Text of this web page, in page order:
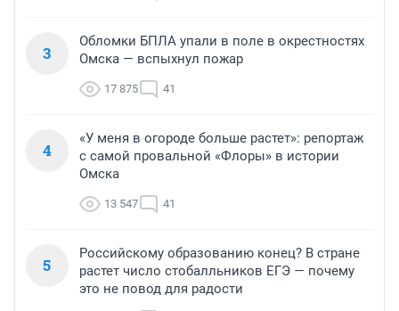
3
Обломки БПЛА упали в поле в окрестностях
Омска — вспыхнул пожар
17 875 41
4
«У меня в огороде больше растет»: репортаж
с самой провальной «Флоры» в истории
Омска
13 547 41
5
Российскому образованию конец? В стране
растет число стобалльников ЕГЭ — почему
это не повод для радости